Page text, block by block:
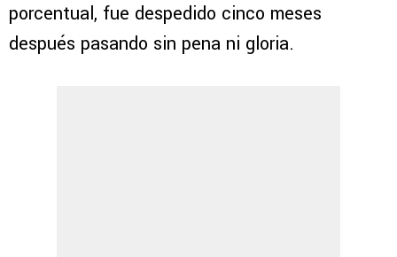
porcentual, fue despedido cinco meses
después pasando sin pena ni gloria.